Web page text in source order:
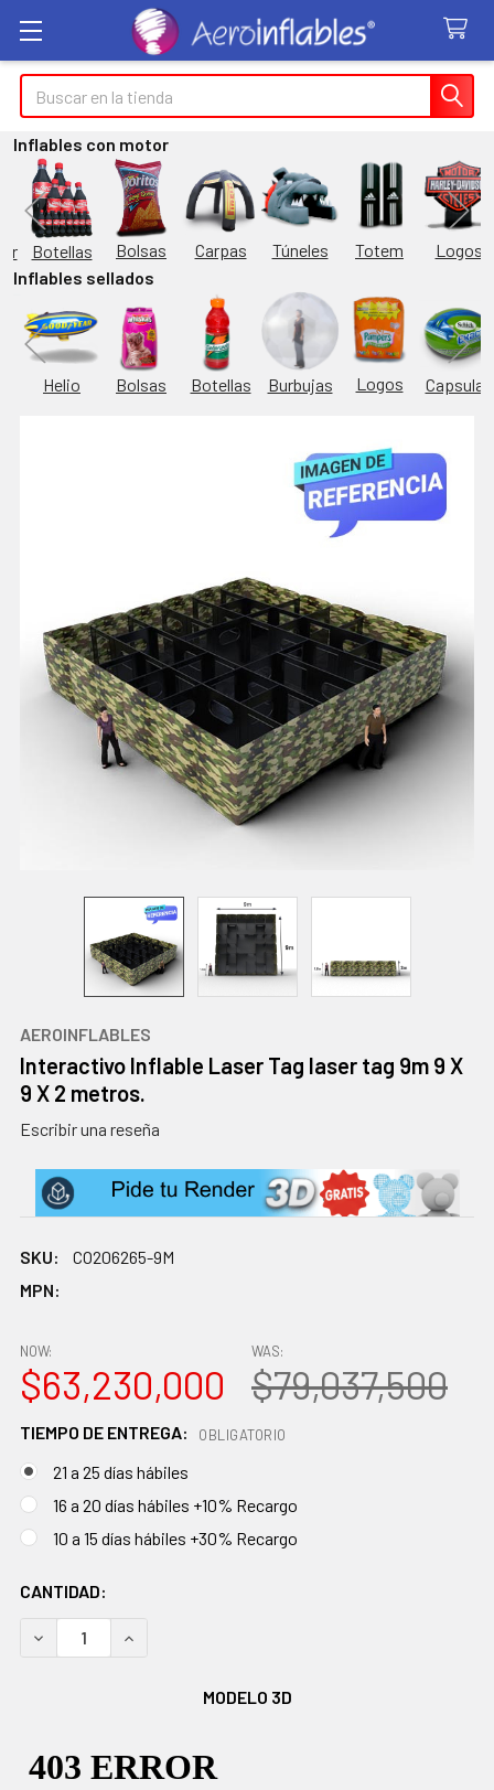
Buscar
Inflables con motor
Botellas Bolsas Carpas Túneles Totem
Logos
Inflables sellados
Helio Bolsas Botellas Burbujas Logos Capsulas
AEROINFLABLES
Interactivo Inflable Laser Tag laser tag 9m 9 X
9 X 2 metros.
Escribir una reseña
SKU:
CO206265-9M
MPN:
NOW:
$63,230,000
WAS:
$79,037,500
TIEMPO DE ENTREGA: OBLIGATORIO
21 a 25 días hábiles
16 a 20 días hábiles +10% Recargo
10 a 15 días hábiles +30% Recargo
EXISTENCIAS
ACTUALES:
CANTIDAD:
DISMINUIR CANTIDAD:AUMENTAR CANTIDAD:
MODELO 3D